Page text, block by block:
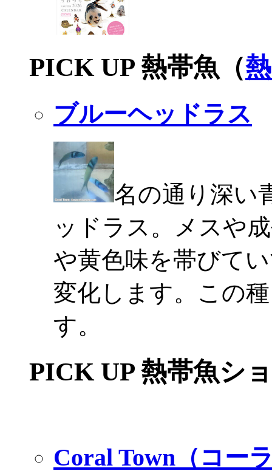
PICK UP 熱帯魚（
ブルーヘッドラス
名の通り深い
ッドラス。メスや
や黄色味を帯びて
変化します。この
す。
PICK UP 熱帯魚シ
Coral Town（コー